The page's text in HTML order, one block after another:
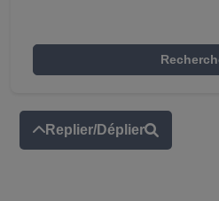
Replier/Déplier